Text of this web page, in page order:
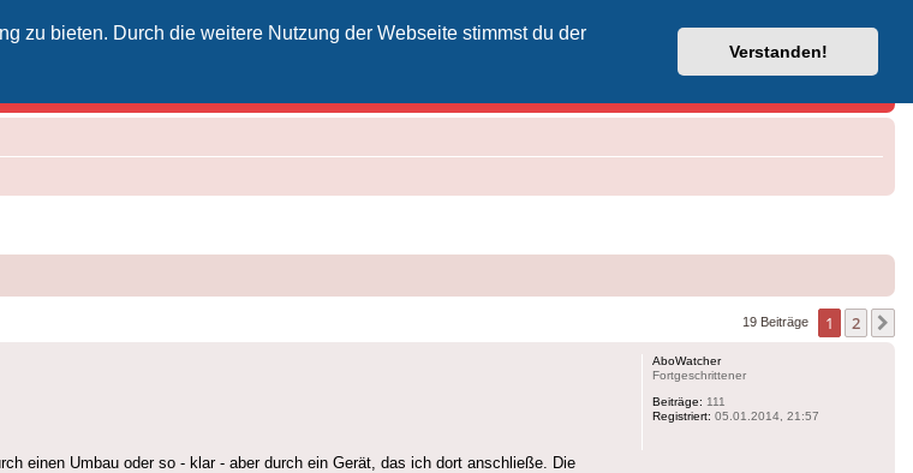
zu bieten. Durch die weitere Nutzung der Webseite stimmst du der
Verstanden!
Vodafone-Kabel-Helpdesk
19 Beiträge 1 2
AboWatcher
Fortgeschrittener
Beiträge: 111
Registriert: 05.01.2014, 21:57
einen Umbau oder so - klar - aber durch ein Gerät, das ich dort anschließe. Die